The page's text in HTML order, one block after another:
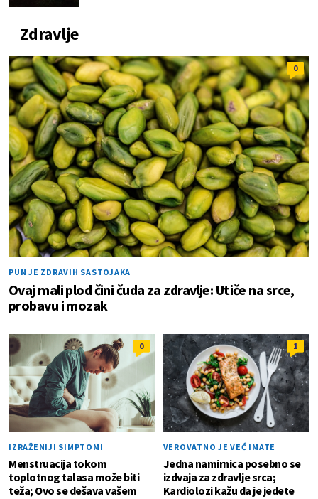
Zdravlje
0
PUN JE ZDRAVIH SASTOJAKA
Ovaj mali plod čini čuda za zdravlje: Utiče na srce,
probavu i mozak
0
IZRAŽENIJI SIMPTOMI
Menstruacija tokom
toplotnog talasa može biti
teža; Ovo se dešava vašem
1
VEROVATNO JE VEĆ IMATE
Jedna namirnica posebno se
izdvaja za zdravlje srca;
Kardiolozi kažu da je jedete